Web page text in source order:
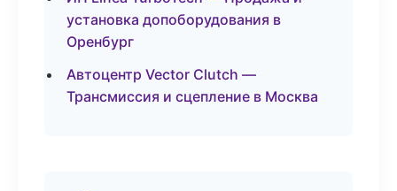
установка допоборудования в
Оренбург
Автоцентр Vector Clutch —
Трансмиссия и сцепление в Москва